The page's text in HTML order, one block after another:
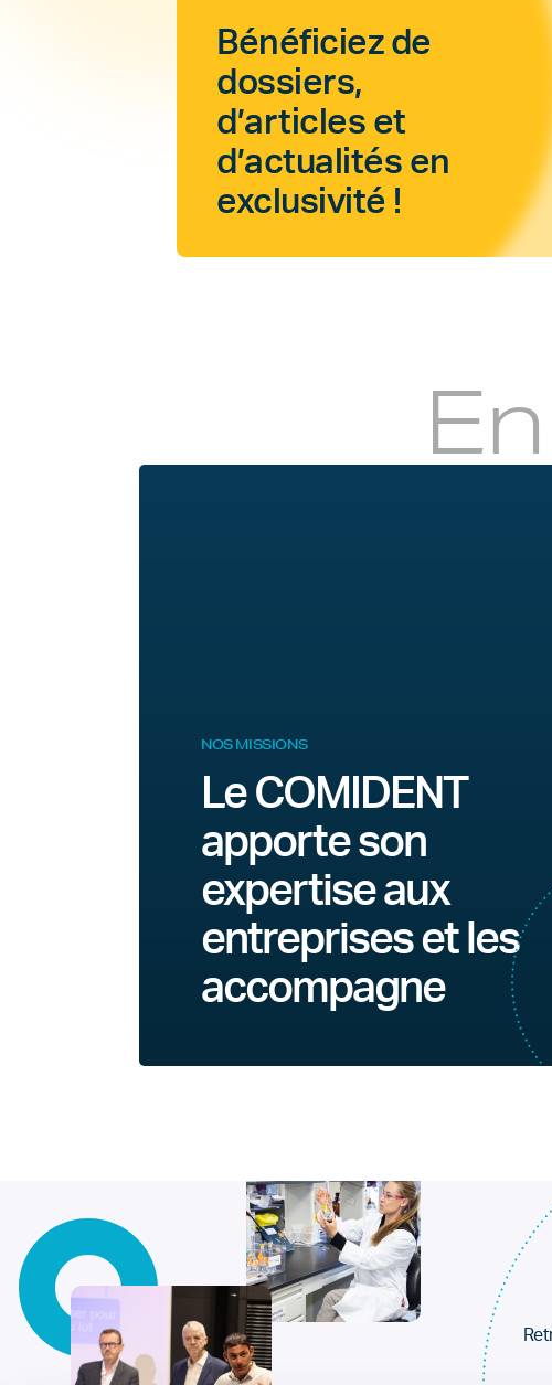
Bénéficiez de
dossiers,
d’articles et
d’actualités en
exclusivité !
NOS MISSIONS
Le COMIDENT
apporte son
expertise aux
entreprises et les
accompagne